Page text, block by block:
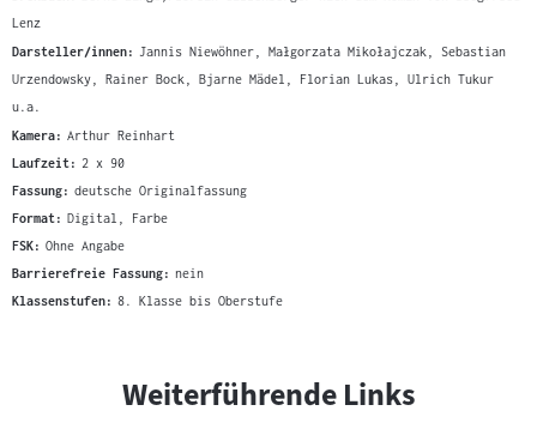
Lenz
Darsteller/innen: Jannis Niewöhner, Małgorzata Mikołajczak, Sebastian
Urzendowsky, Rainer Bock, Bjarne Mädel, Florian Lukas, Ulrich Tukur
u.a.
Kamera: Arthur Reinhart
Laufzeit: 2 x 90
Fassung: deutsche Originalfassung
Format: Digital, Farbe
FSK: Ohne Angabe
Barrierefreie Fassung: nein
Klassenstufen: 8. Klasse bis Oberstufe
Weiterführende Links